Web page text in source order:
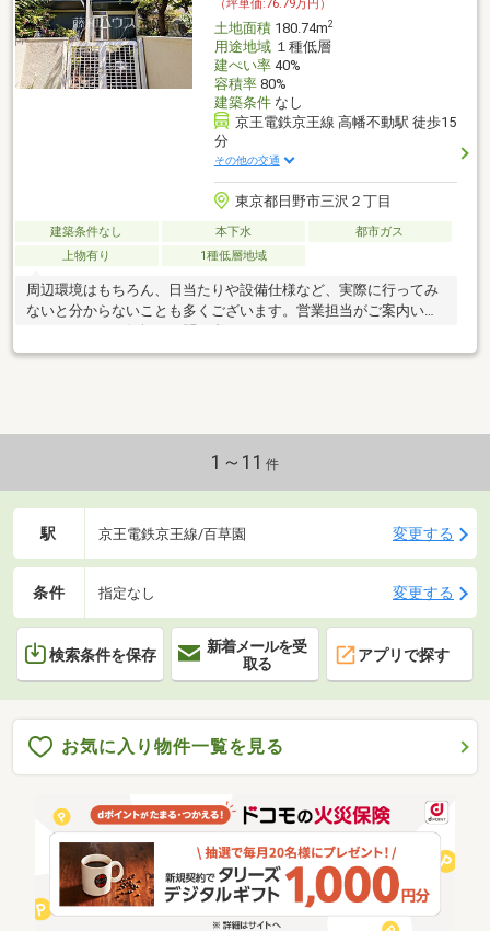
（坪単価:76.79万円）
土地面積180.74m2
用途地域１種低層
建ぺい率40%
容積率80%
建築条件なし
京王電鉄京王線 高幡不動駅 徒歩15
分
その他の交通
東京都日野市三沢２丁目
建築条件なし 本下水
都市ガス
上物有り
1種低層地域
周辺環境はもちろん、日当たりや設備仕様など、実際に行ってみ
ないと分からないことも多くございます。営業担当がご案内いた
1～11 件
駅 京王電鉄京王線/百草園 変更する
条件 指定なし 変更する
検索条件を保存
新着メールを受
取る
アプリで探す
お気に入り物件一覧を見る